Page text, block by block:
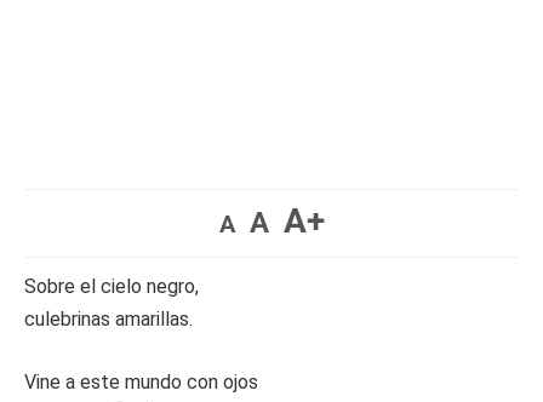
A A A+
Sobre el cielo negro,
culebrinas amarillas.
Vine a este mundo con ojos